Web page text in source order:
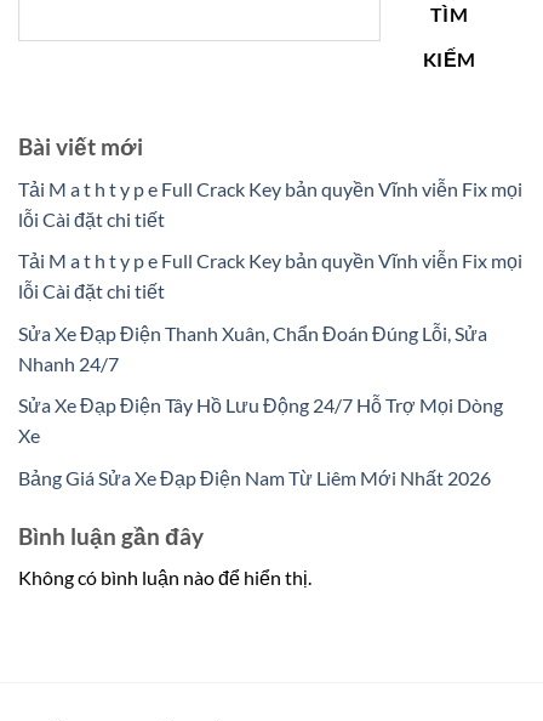
TÌM
KIẾM
Bài viết mới
Tải M a t h t y p e Full Crack Key bản quyền Vĩnh viễn Fix mọi
lỗi Cài đặt chi tiết
Tải M a t h t y p e Full Crack Key bản quyền Vĩnh viễn Fix mọi
lỗi Cài đặt chi tiết
Sửa Xe Đạp Điện Thanh Xuân, Chẩn Đoán Đúng Lỗi, Sửa
Nhanh 24/7
Sửa Xe Đạp Điện Tây Hồ Lưu Động 24/7 Hỗ Trợ Mọi Dòng
Xe
Bảng Giá Sửa Xe Đạp Điện Nam Từ Liêm Mới Nhất 2026
Bình luận gần đây
Không có bình luận nào để hiển thị.